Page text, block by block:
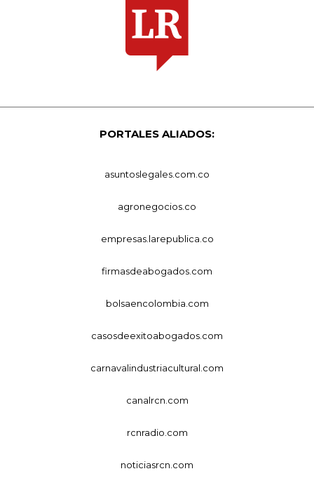
PORTALES ALIADOS:
asuntoslegales.com.co
agronegocios.co
empresas.larepublica.co
firmasdeabogados.com
bolsaencolombia.com
casosdeexitoabogados.com
carnavalindustriacultural.com
canalrcn.com
rcnradio.com
noticiasrcn.com